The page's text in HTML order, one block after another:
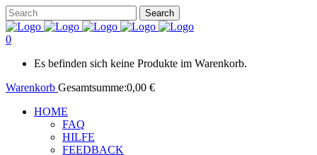
0
Es befinden sich keine Produkte im Warenkorb.
Warenkorb Gesamtsumme:0,00 €
HOME
FAQ
HILFE
FEEDBACK